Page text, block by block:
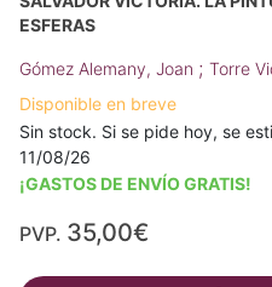
ESFERAS
Gómez Alemany, Joan ; Torre
Disponible en breve
Sin stock. Si se pide hoy, se
11/08/26
¡GASTOS DE ENVÍO GRATIS!
PVP. 35,00€